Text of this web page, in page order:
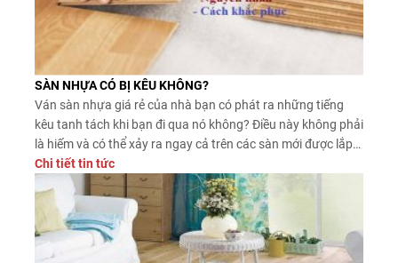
SÀN NHỰA CÓ BỊ KÊU KHÔNG?
Ván sàn nhựa giá rẻ của nhà bạn có phát ra những tiếng
kêu tanh tách khi bạn đi qua nó không? Điều này không phải
là hiếm và có thể xảy ra ngay cả trên các sàn mới được lắp
đặt. May mắn thay, có một số cách để khắc phục sự cố này.
Chi tiết tin tức